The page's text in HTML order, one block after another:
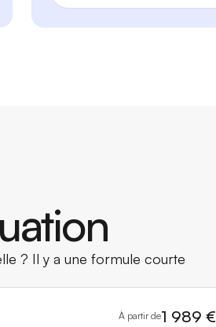
? Il y a une formule courte
À partir de1 989 €